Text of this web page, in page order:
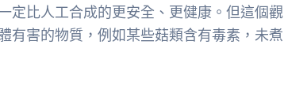
定比人工合成的更安全、更健康。但這個觀
有害的物質，例如某些菇類含有毒素，未煮